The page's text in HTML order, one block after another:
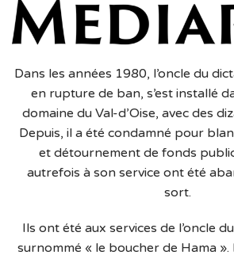
Dans les années 1980, l’oncle du
en rupture de ban, s’est installé
domaine du Val-d’Oise, avec des
Depuis, il a été condamné pour
et détournement de fonds
autrefois à son service ont été
sort.
Ils ont été aux services de l’oncle
surnommé « le boucher de Hama ».